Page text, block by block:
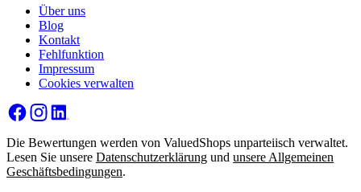
Über uns
Blog
Kontakt
Fehlfunktion
Impressum
Cookies verwalten
Die Bewertungen werden von ValuedShops unparteiisch verwaltet.
Lesen Sie unsere Datenschutzerklärung und unsere Allgemeinen
Geschäftsbedingungen.